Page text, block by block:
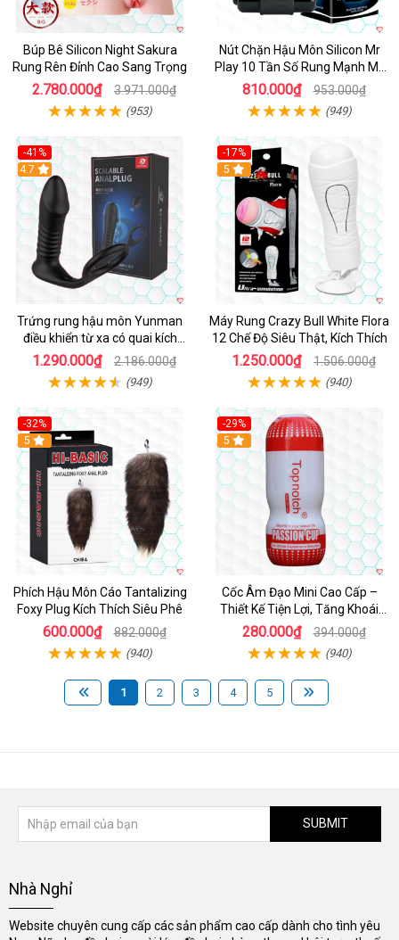
Búp Bê Silicon Night Sakura
Rung Rên Đỉnh Cao Sang Trọng
2.780.000₫ 3.971.000₫
(953)
Nút Chặn Hậu Môn Silicon Mr
Play 10 Tần Số Rung Mạnh Mẽ
Kích Thích
810.000₫ 953.000₫
(949)
-41%
Hot
4.7
Trứng rung hậu môn Yunman
điều khiển từ xa có quai kích
thích
1.290.000₫ 2.186.000₫
(949)
-17%
5
Máy Rung Crazy Bull White Flora
12 Chế Độ Siêu Thật, Kích Thích
1.250.000₫ 1.506.000₫
(940)
-32%
Hot
5
Phích Hậu Môn Cáo Tantalizing
Foxy Plug Kích Thích Siêu Phê
600.000₫ 882.000₫
(940)
-29%
5
Cốc Âm Đạo Mini Cao Cấp –
Thiết Kế Tiện Lợi, Tăng Khoái
Cảm
280.000₫ 394.000₫
(940)
1 2 3 4 5
SUBMIT
Nhà Nghỉ
Website chuyên cung cấp các sản phẩm cao cấp dành cho tình yêu